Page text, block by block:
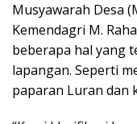
Musyawarah Desa
Kemendagri M.
beberapa hal yang
lapangan. Seperti
paparan Luran dan